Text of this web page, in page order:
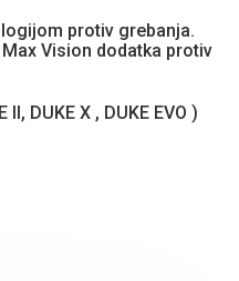
protiv grebanja.
Vision dodatka protiv
DUKE X , DUKE EVO )